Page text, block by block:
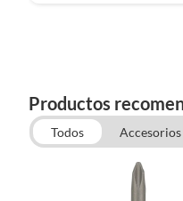
Productos
Todos